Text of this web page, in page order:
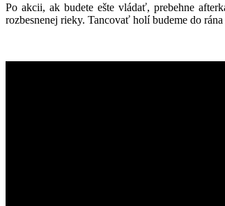
Po akcii, ak budete ešte vládať, prebehne
rozbesnenej rieky. Tancovať holí budeme do